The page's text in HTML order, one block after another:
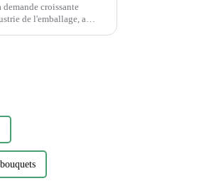
croissante
de l'emballage, a